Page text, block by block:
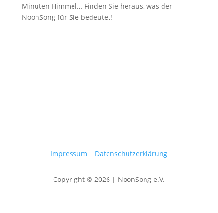
Minuten Himmel… Finden Sie heraus, was der
NoonSong für Sie bedeutet!
Impressum | Datenschutzerklärung
Copyright © 2026 | NoonSong e.V.